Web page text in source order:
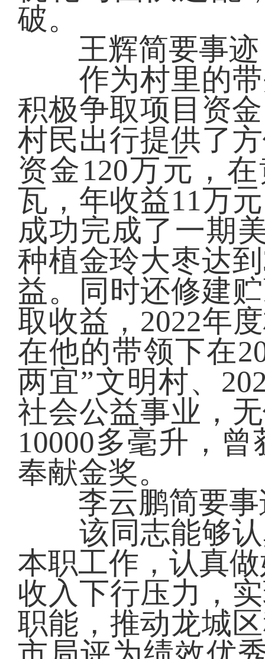
破。
王辉简要事迹
作为村里的带
积极争取项目资
村民出行提供了
资金120万元，
瓦，年收益11万
成功完成了一期
种植金玲大枣达
益。同时还修建
取收益，2022年
在他的带领下在
两宜”文明村、
社会公益事业，
10000多毫升，
奉献金奖。
李云鹏简要事
该同志能够认
本职工作，认真
收入下行压力，
职能，推动龙城